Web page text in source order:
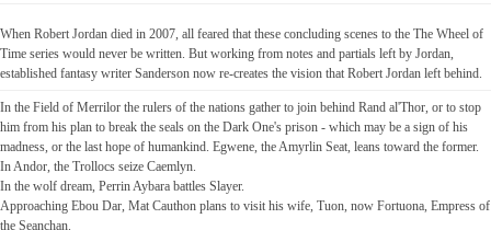
When Robert Jordan died in 2007, all feared that these concluding scenes to the The Wheel of
Time series would never be written. But working from notes and partials left by Jordan,
established fantasy writer Sanderson now re-creates the vision that Robert Jordan left behind.
In the Field of Merrilor the rulers of the nations gather to join behind Rand al'Thor, or to stop
him from his plan to break the seals on the Dark One's prison - which may be a sign of his
madness, or the last hope of humankind. Egwene, the Amyrlin Seat, leans toward the former.
In Andor, the Trollocs seize Caemlyn.
In the wolf dream, Perrin Aybara battles Slayer.
Approaching Ebou Dar, Mat Cauthon plans to visit his wife, Tuon, now Fortuona, Empress of
the Seanchan.